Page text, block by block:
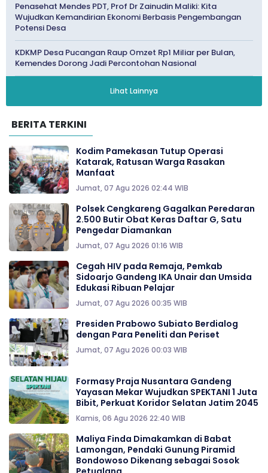
Penasehat Mendes PDT, Prof Dr Zainudin Maliki: Kita
Wujudkan Kemandirian Ekonomi Berbasis Pengembangan
Potensi Desa
KDKMP Desa Pucangan Raup Omzet Rp1 Miliar per Bulan,
Kemendes Dorong Jadi Percontohan Nasional
Lihat Lainnya
BERITA TERKINI
Kodim Pamekasan Tutup Operasi
Katarak, Ratusan Warga Rasakan
Manfaat
Jumat, 07 Agu 2026 02:44 WIB
Polsek Cengkareng Gagalkan Peredaran
2.500 Butir Obat Keras Daftar G, Satu
Pengedar Diamankan
Jumat, 07 Agu 2026 01:16 WIB
Cegah HIV pada Remaja, Pemkab
Sidoarjo Gandeng IKA Unair dan Umsida
Edukasi Ribuan Pelajar
Jumat, 07 Agu 2026 00:35 WIB
Presiden Prabowo Subiato Berdialog
dengan Para Peneliti dan Periset
Jumat, 07 Agu 2026 00:03 WIB
Formasy Praja Nusantara Gandeng
Yayasan Mekar Wujudkan SPEKTANI 1 Juta
Bibit, Perkuat Koridor Selatan Jatim 2045
Kamis, 06 Agu 2026 22:40 WIB
Maliya Finda Dimakamkan di Babat
Lamongan, Pendaki Gunung Piramid
Bondowoso Dikenang sebagai Sosok